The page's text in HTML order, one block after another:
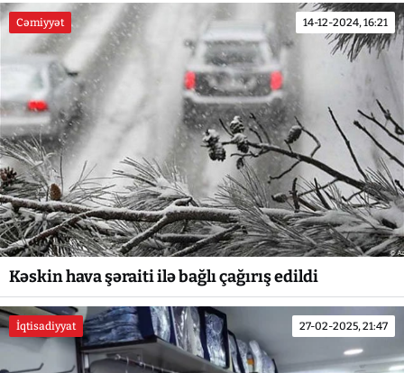
Cəmiyyət 14-12-2024, 16:21
Kəskin hava şəraiti ilə bağlı çağırış edildi
İqtisadiyyat 27-02-2025, 21:47